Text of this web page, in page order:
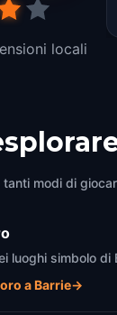
locali
modi di
luoghi simbolo
a Barrie→